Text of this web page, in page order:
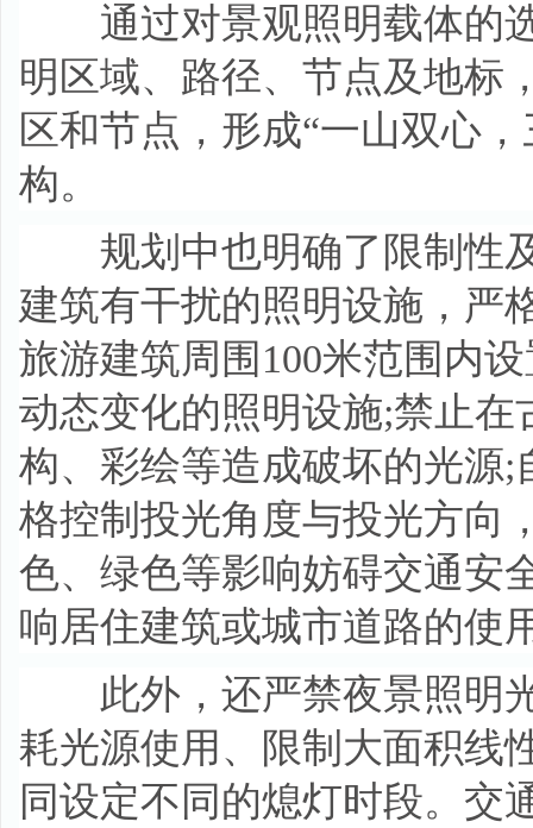
通过对景观照明载体的选
明区域、路径、节点及地标
区和节点，形成“一山双心
构。
规划中也明确了限制性及
建筑有干扰的照明设施，严
旅游建筑周围100米范围内
动态变化的照明设施;禁止
构、彩绘等造成破坏的光源
格控制投光角度与投光方向
色、绿色等影响妨碍交通安
响居住建筑或城市道路的使
此外，还严禁夜景照明光
耗光源使用、限制大面积线
同设定不同的熄灯时段。交